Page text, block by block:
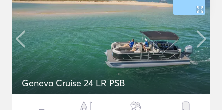
Geneva Cruise 24 LR PSB